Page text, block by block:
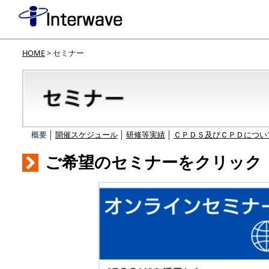
HOME> セミナー
概要 │ 開催スケジュール 研修等実績 ＣＰＤＳ及びＣＰＤにつ
ご希望のセミナーをクリック